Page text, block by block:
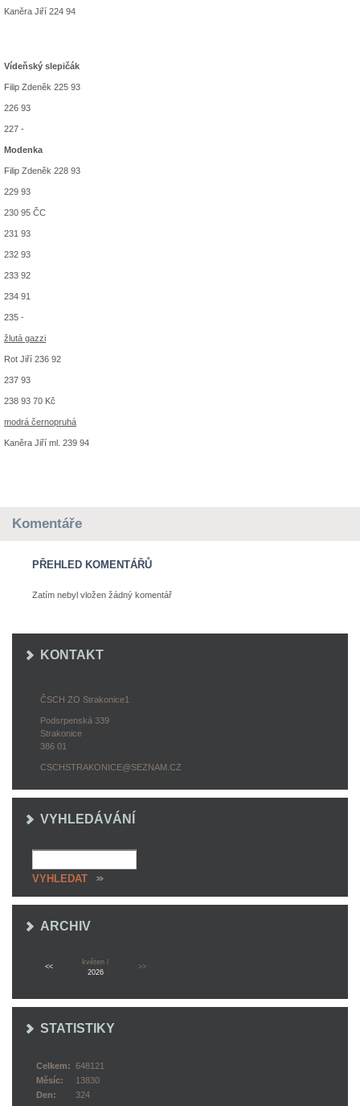
Kaněra Jiří 224 94
Vídeňský slepičák
Filip Zdeněk 225 93
226 93
227 -
Modenka
Filip Zdeněk 228 93
229 93
230 95 ČC
231 93
232 93
233 92
234 91
235 -
žlutá gazzi
Rot Jiří 236 92
237 93
238 93 70 Kč
modrá černopruhá
Kaněra Jiří ml. 239 94
Komentáře
PŘEHLED KOMENTÁŘŮ
Zatím nebyl vložen žádný komentář
KONTAKT
ČSCH ZO Strakonice1
Podsrpenská 339
Strakonice
386 01
CSCHSTRAKONICE@SEZNAM.CZ
VYHLEDÁVÁNÍ
ARCHIV
<<
květen /
2026
>>
STATISTIKY
Celkem: 648121
Měsíc:
13830
Den:
324